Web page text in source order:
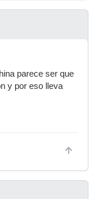
parece ser que
y por eso lleva